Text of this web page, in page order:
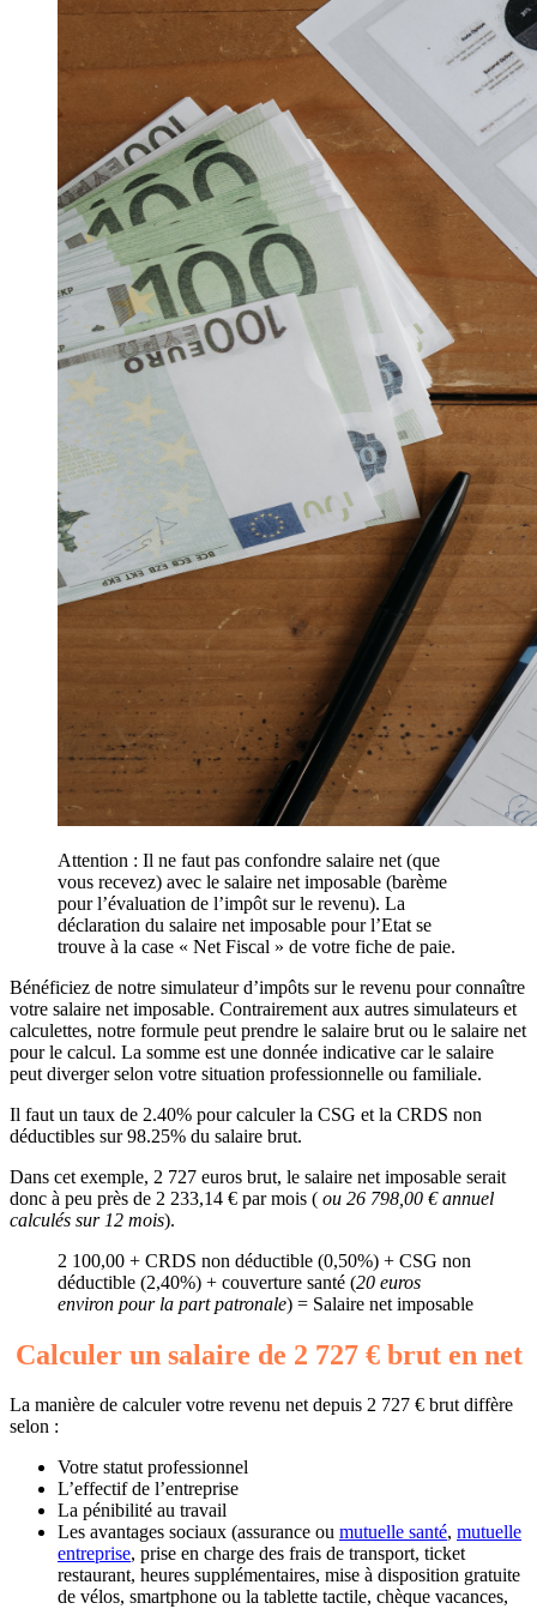
Attention : Il ne faut pas confondre salaire net (que
vous recevez) avec le salaire net imposable (barème
pour l’évaluation de l’impôt sur le revenu). La
déclaration du salaire net imposable pour l’Etat se
trouve à la case « Net Fiscal » de votre fiche de paie.
Bénéficiez de notre simulateur d’impôts sur le revenu pour connaître
votre salaire net imposable. Contrairement aux autres simulateurs et
calculettes, notre formule peut prendre le salaire brut ou le salaire net
pour le calcul. La somme est une donnée indicative car le salaire
peut diverger selon votre situation professionnelle ou familiale.
Il faut un taux de 2.40% pour calculer la CSG et la CRDS non
déductibles sur 98.25% du salaire brut.
Dans cet exemple, 2 727 euros brut, le salaire net imposable serait
donc à peu près de 2 233,14 € par mois ( ou 26 798,00 € annuel
calculés sur 12 mois).
2 100,00 + CRDS non déductible (0,50%) + CSG non
déductible (2,40%) + couverture santé (20 euros
environ pour la part patronale) = Salaire net imposable
Calculer un salaire de 2 727 € brut en net
La manière de calculer votre revenu net depuis 2 727 € brut diffère
selon :
Votre statut professionnel
L’effectif de l’entreprise
La pénibilité au travail
Les avantages sociaux (assurance ou mutuelle santé, mutuelle
entreprise, prise en charge des frais de transport, ticket
restaurant, heures supplémentaires, mise à disposition gratuite
de vélos, smartphone ou la tablette tactile, chèque vacances,